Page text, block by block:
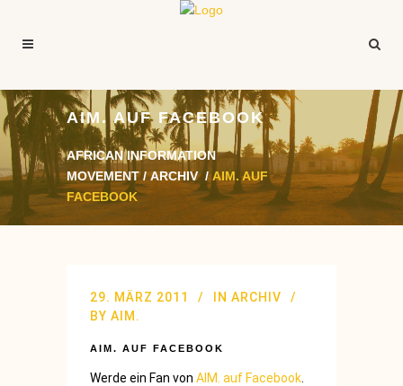
AIM. AUF FACEBOOK
AFRICAN INFORMATION
MOVEMENT/ARCHIV /AIM. AUF
FACEBOOK
29. MÄRZ 2011 IN ARCHIV
BY AIM.
AIM. AUF FACEBOOK
Werde ein Fan von AIM. auf Facebook